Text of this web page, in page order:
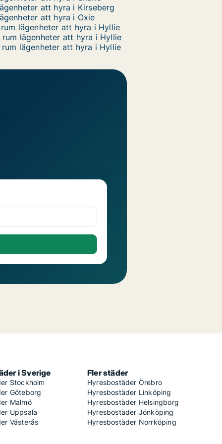
att hyra i Kirseberg
att hyra i Oxie
rum lägenheter att hyra i Hyllie
rum lägenheter att hyra i Hyllie
rum lägenheter att hyra i Hyllie
i Sverige
Stockholm
Göteborg
Malmö
Uppsala
Västerås
Fler städer
Hyresbostäder Örebro
Hyresbostäder Linköping
Hyresbostäder Helsingborg
Hyresbostäder Jönköping
Hyresbostäder Norrköping